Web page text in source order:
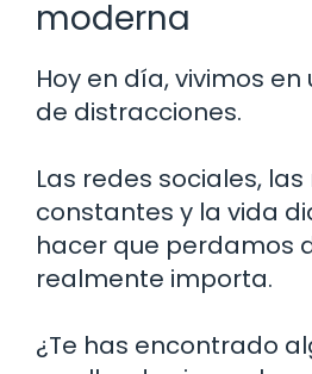
moderna
Hoy en día, vivimos
de distracciones.
Las redes sociales,
constantes y la vida
hacer que perdamos
realmente importa.
¿Te has encontrado